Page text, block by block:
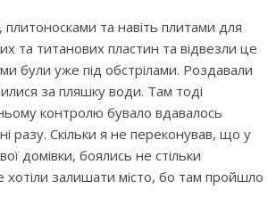
та навіть плитами для
та титанових пластин та відвезли це
були уже під обстрілами. Роздавали
за пляшку води. Там тоді
контролю бувало вдавалось
разу. Скільки я не переконував, що у
домівки, боялись не стільки
залишати місто, бо там пройшло